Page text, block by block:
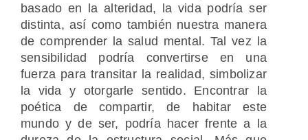
basado en la alteridad, la vida podría ser
distinta, así como también nuestra manera
de comprender la salud mental. Tal vez la
sensibilidad podría convertirse en una
fuerza para transitar la realidad, simbolizar
la vida y otorgarle sentido. Encontrar la
poética de compartir, de habitar este
mundo y de ser, podría hacer frente a la